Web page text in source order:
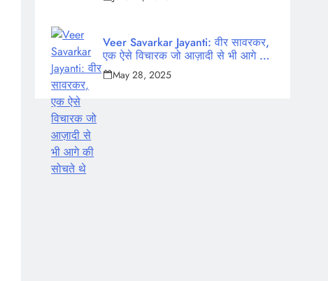
242 लोग थे सवार
Veer Savarkar Jayanti: वीर सावरकर,
एक ऐसे विचारक जो आज़ादी से भी आगे की
सोचते थे
May 28, 2025